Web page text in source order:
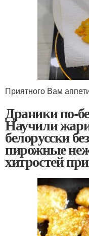
Приятного Вам
Драники по-
Научили
белорусски
пирожные
хитростей